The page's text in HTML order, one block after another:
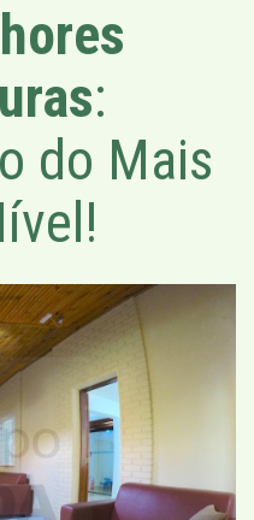
:
do Mais